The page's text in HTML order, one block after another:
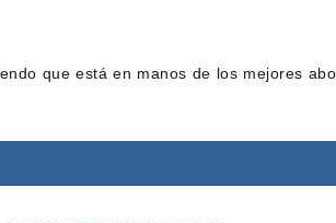
que está en manos de los mejores